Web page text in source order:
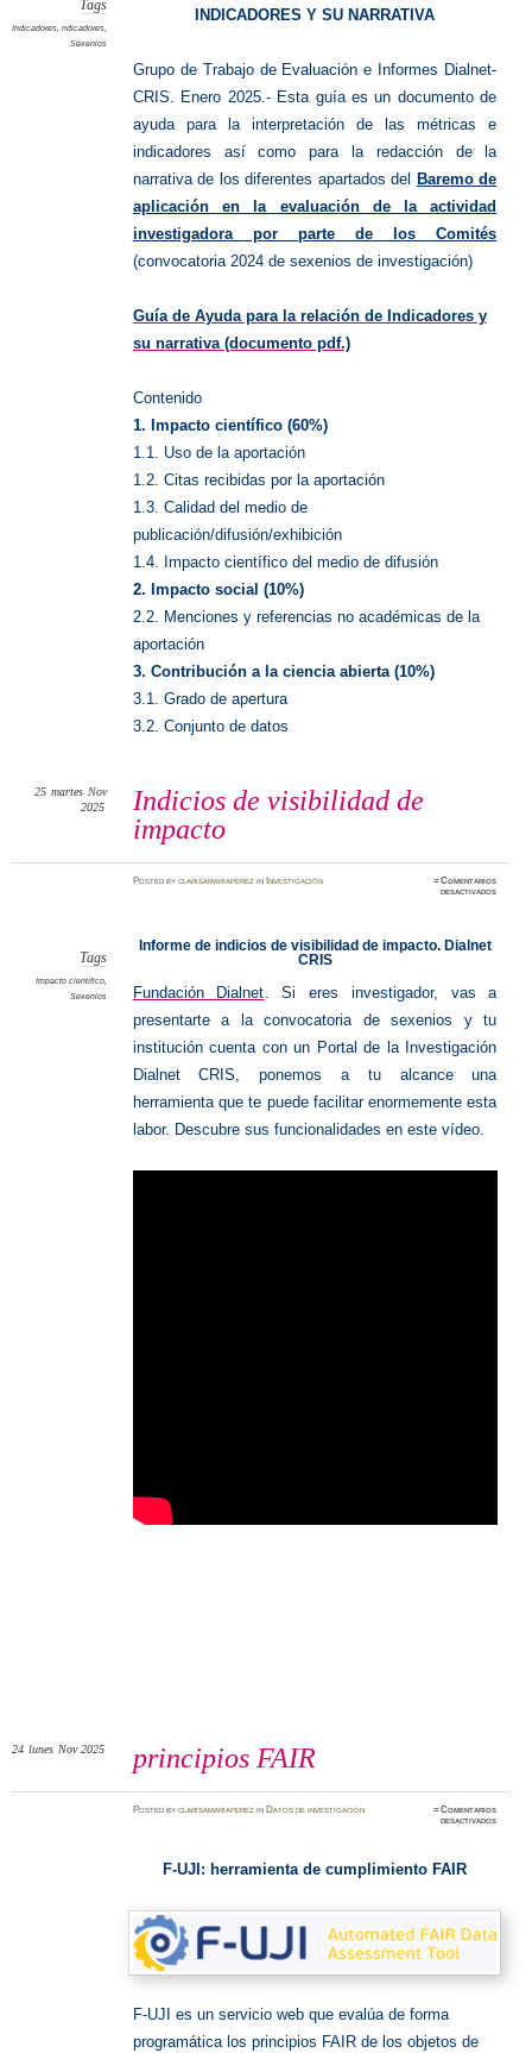
Tags
Indicadores, ndicadores,
Sexenios
INDICADORES Y SU NARRATIVA
Grupo de Trabajo de Evaluación e Informes Dialnet-
CRIS. Enero 2025.- Esta guía es un documento de
ayuda para la interpretación de las métricas e
indicadores así como para la redacción de la
narrativa de los diferentes apartados del
Baremo de
aplicación en la evaluación de la actividad
investigadora por parte de los Comités
(convocatoria 2024 de sexenios de investigación)
Guía de Ayuda para la relación de Indicadores y
su narrativa (documento pdf.)
Contenido
1. Impacto científico (60%)
1.1. Uso de la aportación
1.2. Citas recibidas por la aportación
1.3. Calidad del medio de
publicación/difusión/exhibición
1.4. Impacto científico del medio de difusión
2. Impacto social (10%)
2.2. Menciones y referencias no académicas de la
aportación
3. Contribución a la ciencia abierta (10%)
3.1. Grado de apertura
3.2. Conjunto de datos
Indicios de visibilidad de
impacto
25 martes Nov
2025
Postedbyclarisamariaperez in Investigación ≈Comentarios
desactivadosen
Tags
Impacto científico,
Sexenios
Informe de indicios de visibilidad de impacto. Dialnet
CRIS
Fundación Dialnet .Si eres investigador, vas a
presentarte a la convocatoria de sexenios y tu
institución cuenta con un Portal de la Investigación
Dialnet CRIS, ponemos a tu alcance una
herramienta que te puede facilitar enormemente esta
labor. Descubre sus funcionalidades en este vídeo.
principios FAIR
24 lunes Nov 2025
Postedbyclarisamariaperez in Datos de investigación ≈Comentarios
desactivadosen
F-UJI: herramienta de cumplimiento FAIR
F-UJI es un servicio web que evalúa de forma
programática los principios FAIR de los objetos de